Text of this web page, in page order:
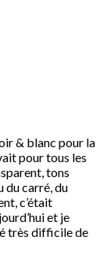
& blanc pour la
pour tous les
tons
du carré, du
c’était
et je
très difficile de